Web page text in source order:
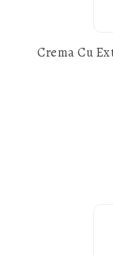
Crema Cu